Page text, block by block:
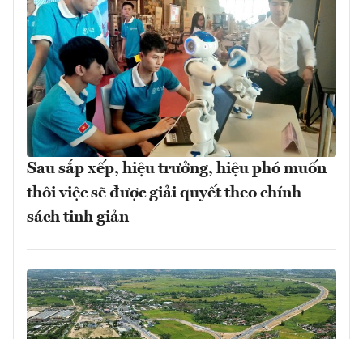
Sau sắp xếp, hiệu trưởng, hiệu phó muốn
thôi việc sẽ được giải quyết theo chính
sách tinh giản